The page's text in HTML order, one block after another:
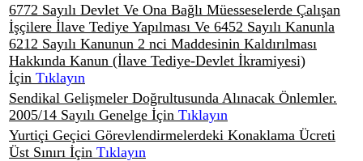
6772 Sayılı Devlet Ve Ona Bağlı Müesseselerde Çalışan
İşçilere İlave Tediye Yapılması Ve 6452 Sayılı Kanunla
6212 Sayılı Kanunun 2 nci Maddesinin Kaldırılması
Hakkında Kanun (İlave Tediye-Devlet İkramiyesi)
İçin Tıklayın
Sendikal Gelişmeler Doğrultusunda Alınacak Önlemler.
2005/14 Sayılı Genelge İçin Tıklayın
Yurtiçi Geçici Görevlendirmelerdeki Konaklama Ücreti
Üst Sınırı İçin Tıklayın